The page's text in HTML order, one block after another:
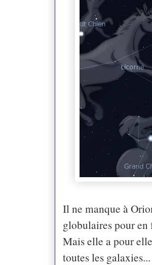
Il ne manque à
globulaires pour
Mais elle a pour
toutes les galaxies...